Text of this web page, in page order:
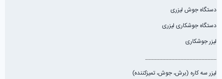
دستگاه جوش لیزری
دستگاه جوشکاری لیزری
لیزر جوشکاری
________________________
لیزر سه کاره (برش، جوش، تميزكننده)